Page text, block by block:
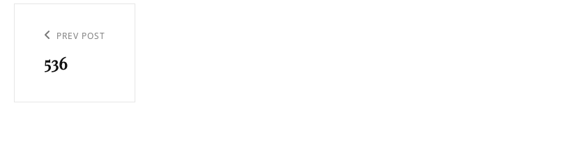
l’article
Previous
Post
PREV POST
536